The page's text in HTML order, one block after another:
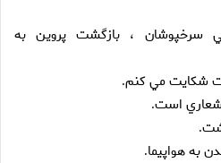
سرخپوشان ، بازگشت پروين به
شكايت مي كنم.
شعاري است.
.
به هواپيما.